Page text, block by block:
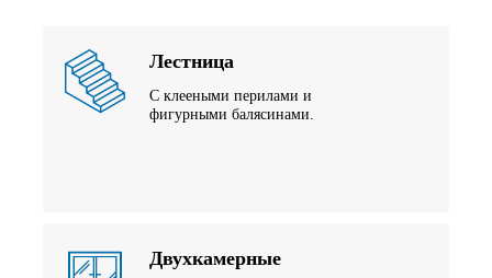
Лестница
С клееными перилами и
фигурными балясинами.
Двухкамерные